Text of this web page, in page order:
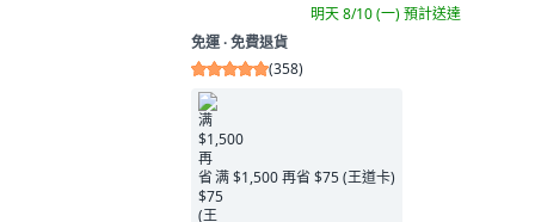
明天 8/10 (一)預計送達
免運 ∙ 免費退貨
(358)
满 $1,500 再省 $75 (王道卡)